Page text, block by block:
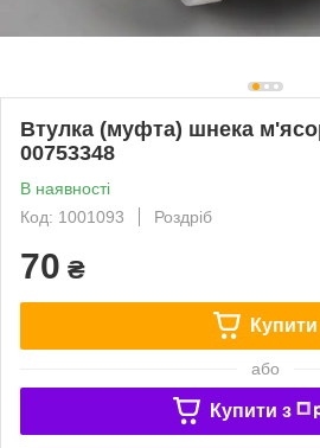
Втулка (муфта) шнека
00753348
В наявності
Код: 1001093
Роздріб
70 ₴
Купити
або
Купити з